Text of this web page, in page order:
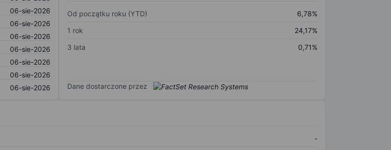
06-sie-2026
06-sie-2026
06-sie-2026
06-sie-2026
06-sie-2026
06-sie-2026
06-sie-2026
Od początku roku (YTD)
6,78%
1 rok
24,17%
3 lata
0,71%
Dane dostarczone przez
-